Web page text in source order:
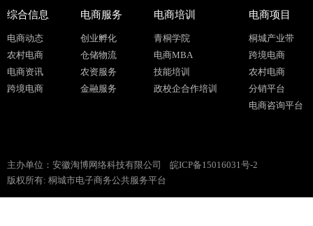
综合信息
电商动态
农村电商
电商资讯
跨境电商
电商服务
创业孵化
仓储物流
农资服务
金融服务
电商培训
青桐学院
电商MBA
技能培训
政校企合作培训
电商项目
桐城产业带
跨境电商
农村电商
分销平台
电商咨询平台
主办单位：安徽淘博网络科技有限公司 皖ICP备15016031号-2
版权所有: 桐城市电子商务公共服务平台